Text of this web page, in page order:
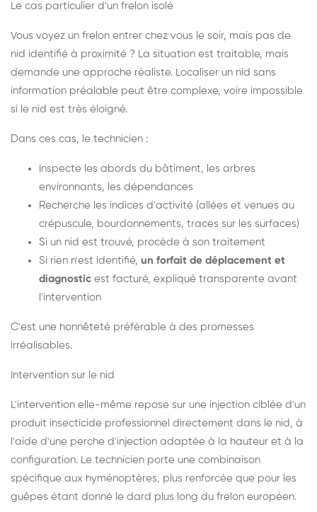
Le cas particulier d'un frelon isolé
Vous voyez un frelon entrer chez vous le soir, mais pas de
nid identifié à proximité ? La situation est traitable, mais
demande une approche réaliste. Localiser un nid sans
information préalable peut être complexe, voire impossible
si le nid est très éloigné.
Dans ces cas, le technicien :
Inspecte les abords du bâtiment, les arbres
environnants, les dépendances
Recherche les indices d'activité (allées et venues au
crépuscule, bourdonnements, traces sur les surfaces)
Si un nid est trouvé, procède à son traitement
Si rien n'est identifié, un forfait de déplacement et
diagnostic est facturé, expliqué transparente avant
l'intervention
C'est une honnêteté préférable à des promesses
irréalisables.
Intervention sur le nid
L'intervention elle-même repose sur une injection ciblée d'un
produit insecticide professionnel directement dans le nid, à
l'aide d'une perche d'injection adaptée à la hauteur et à la
configuration. Le technicien porte une combinaison
spécifique aux hyménoptères, plus renforcée que pour les
guêpes étant donné le dard plus long du frelon européen.